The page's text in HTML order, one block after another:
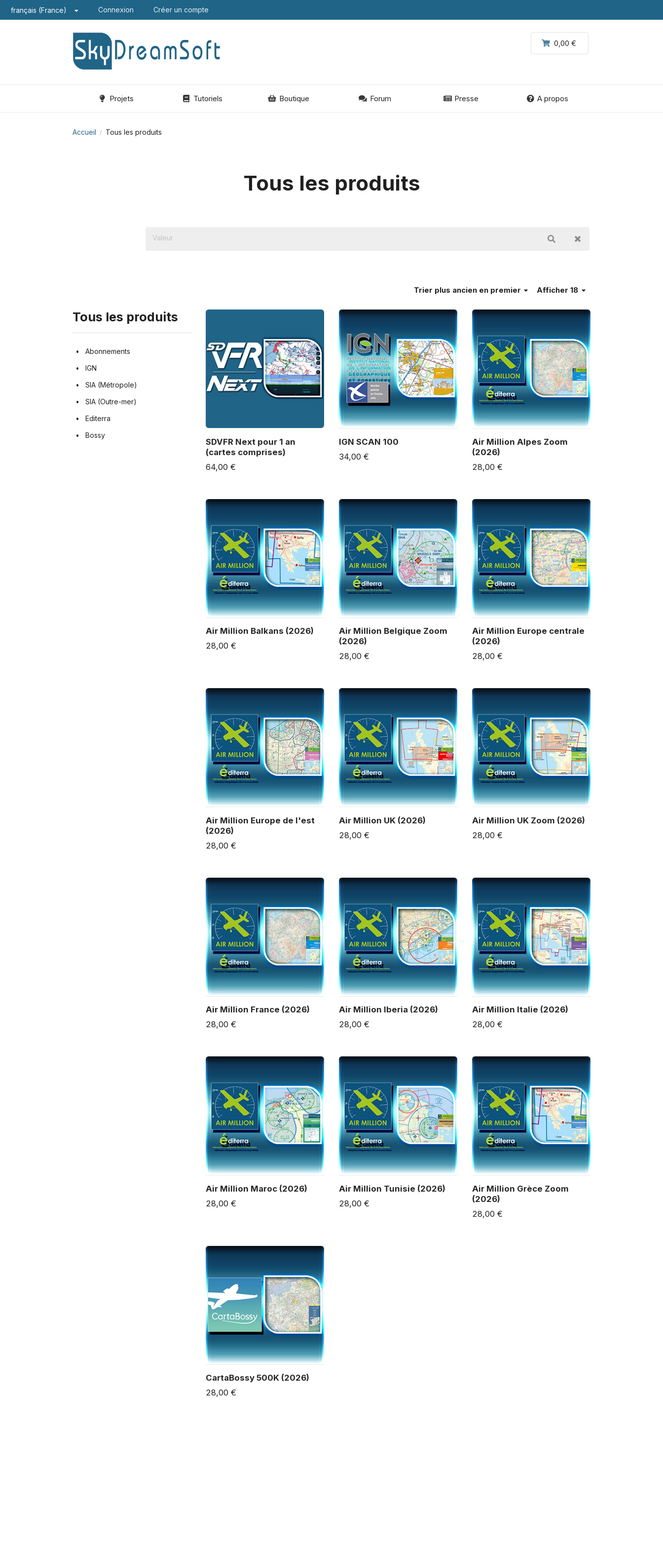
français (France) Connexion Créer un compte
0,00 €
Projets Tutoriels Boutique Forum Presse A propos
Accueil / Tous les produits
Tous les produits
Tous les produits
Abonnements
IGN
SIA (Métropole)
SIA (Outre-mer)
Editerra
Bossy
Afficher 18
Trier plus ancien en premier
SDVFR Next pour 1 an
(cartes comprises)
64,00 €
IGN SCAN 100
34,00 €
Air Million Alpes Zoom
(2026)
28,00 €
Air Million Balkans (2026)
28,00 €
Air Million Belgique Zoom
(2026)
28,00 €
Air Million Europe centrale
(2026)
28,00 €
Air Million Europe de l'est
(2026)
28,00 €
Air Million UK (2026)
28,00 €
Air Million UK Zoom (2026)
28,00 €
Air Million France (2026)
28,00 €
Air Million Iberia (2026)
28,00 €
Air Million Italie (2026)
28,00 €
Air Million Maroc (2026)
28,00 €
Air Million Tunisie (2026)
28,00 €
Air Million Grèce Zoom
(2026)
28,00 €
CartaBossy 500K (2026)
28,00 €